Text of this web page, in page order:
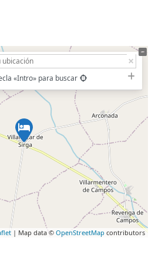
«Intro» para buscar
| Map data © OpenStreetMap contributors